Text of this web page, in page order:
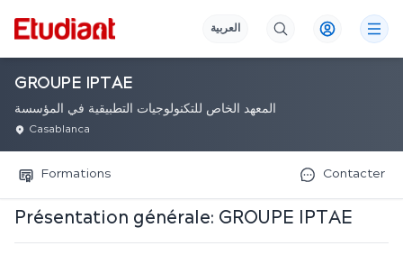
العربية
GROUPE IPTAE
المعهد الخاص للتكنولوجيات التطبيقية في المؤسسة
Casablanca
Formations Contacter
Présentation générale: GROUPE IPTAE